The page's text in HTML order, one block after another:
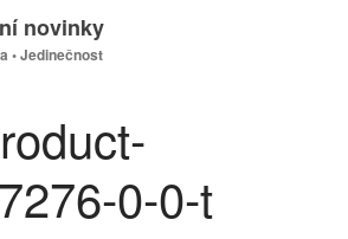
(bez názvu)
novinky
• Jedinečnost
0-0-t